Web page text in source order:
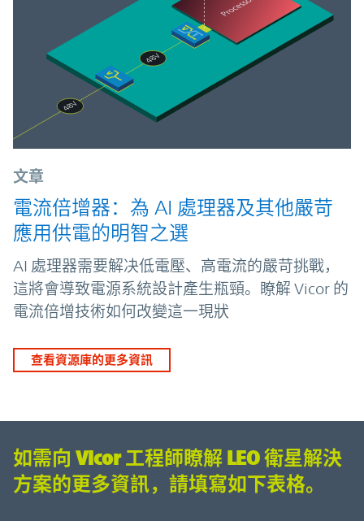
文章
電流倍增器：為 AI 處理器及其他嚴苛
應用供電的明智之選
AI 處理器需要解决低電壓、高電流的嚴苛挑戰，
這將會導致電源系統設計產生瓶頸。瞭解 Vicor 的
電流倍增技術如何改變這一現狀
查看資源庫的更多資訊
如需向 Vicor 工程師瞭解 LEO 衛星解決
方案的更多資訊，請填寫如下表格。